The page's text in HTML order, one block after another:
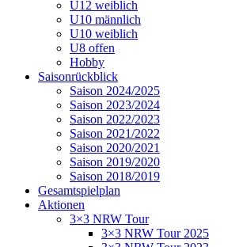
U12 weiblich
U10 männlich
U10 weiblich
U8 offen
Hobby
Saisonrückblick
Saison 2024/2025
Saison 2023/2024
Saison 2022/2023
Saison 2021/2022
Saison 2020/2021
Saison 2019/2020
Saison 2018/2019
Gesamtspielplan
Aktionen
3×3 NRW Tour
3×3 NRW Tour 2025